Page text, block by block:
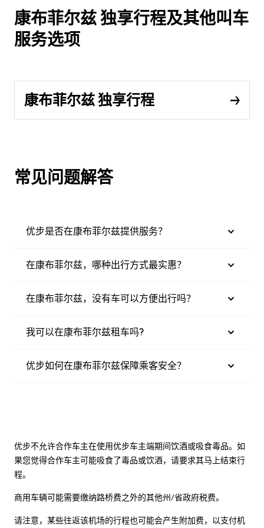
康布菲尔兹 独享行程及其他叫车
服务选项
康布菲尔兹 独享行程
常见问题解答
优步是否在康布菲尔兹提供服务？
在康布菲尔兹，哪种出行方式最实惠？
在康布菲尔兹，没有车可以方便出行吗？
我可以在康布菲尔兹租车吗?
优步如何在康布菲尔兹保障乘客安全？
优步不允许合作车主在使用优步车主端期间饮酒或吸食毒品。如
果您觉得合作车主可能吸食了毒品或饮酒，请要求其马上结束行
程。
商用车辆可能需要缴纳路桥费之外的其他州/省政府税费。
请注意，某些往返该机场的行程也可能会产生附加费，以支付机